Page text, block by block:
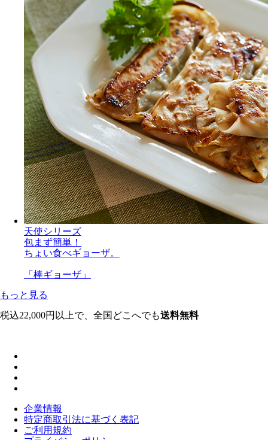
天使シリーズ
包まず簡単！
ちょい食べギョーザ。
「棒ギョーザ」
もっと見る
税込22,000円以上で、全国どこへでも送料無料
企業情報
特定商取引法に基づく表記
ご利用規約